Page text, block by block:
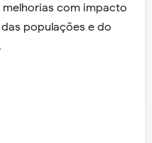
com impacto
populações e do